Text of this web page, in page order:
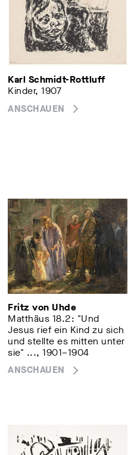
Karl Schmidt-Rottluff
Kinder, 1907
ANSCHAUEN
Fritz von Uhde
Matthäus 18.2: "Und
Jesus rief ein Kind zu sich
und stellte es mitten unter
sie" ..., 1901–1904
ANSCHAUEN